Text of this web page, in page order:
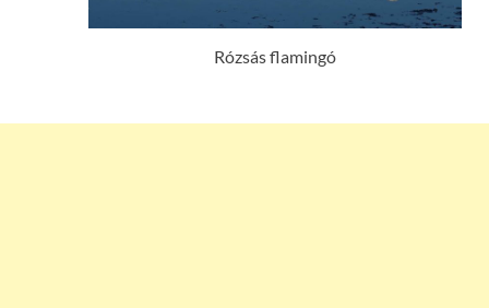
Rózsás flamingó